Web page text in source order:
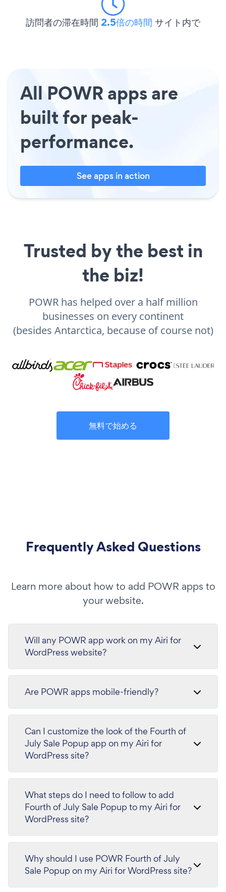
訪問者の滞在時間 2.5倍の時間 サイト内で
All POWR apps are
built for peak-
performance.
See apps in action
Trusted by the best in
the biz!
POWR has helped over a half million
businesses on every continent
(besides Antarctica, because of course not)
無料で始める
Frequently Asked Questions
Learn more about how to add POWR apps to
your website.
Will any POWR app work on my Airi for
WordPress website?
Are POWR apps mobile-friendly?
Can I customize the look of the Fourth of
July Sale Popup app on my Airi for
WordPress site?
What steps do I need to follow to add
Fourth of July Sale Popup to my Airi for
WordPress site?
Why should I use POWR Fourth of July
Sale Popup on my Airi for WordPress site?